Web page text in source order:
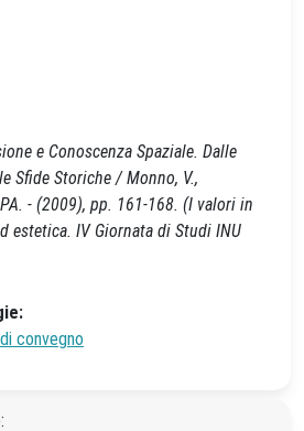
e Conoscenza Spaziale. Dalle
Sfide Storiche / Monno, V.,
- (2009), pp. 161-168. (I valori in
estetica. IV Giornata di Studi INU
convegno